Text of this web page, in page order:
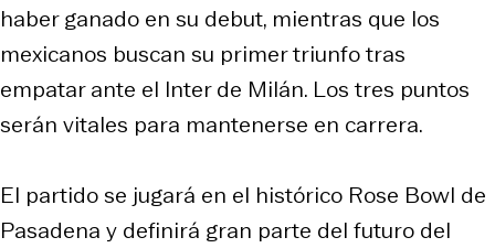
haber ganado en su debut, mientras que los
mexicanos buscan su primer triunfo tras
empatar ante el Inter de Milán. Los tres puntos
serán vitales para mantenerse en carrera.
El partido se jugará en el histórico Rose Bowl de
Pasadena y definirá gran parte del futuro del